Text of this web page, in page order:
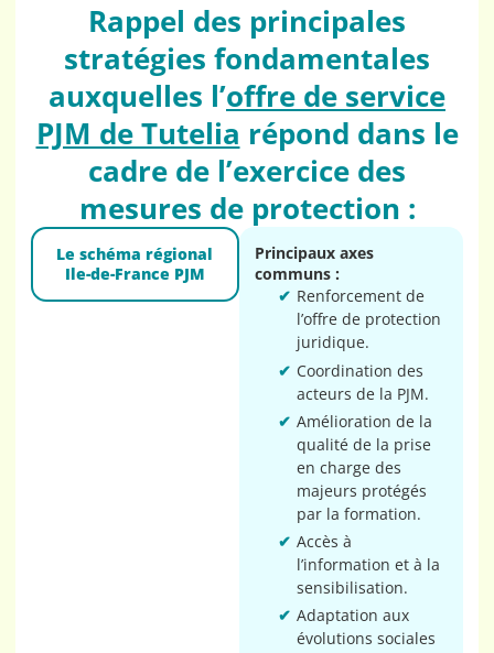
Rappel des principales
stratégies fondamentales
auxquelles l’offre de service
PJM de Tutelia répond dans le
cadre de l’exercice des
mesures de protection :
Le schéma régional
Ile-de-France PJM
Principaux axes
communs :
Renforcement de
l’offre de protection
juridique.
Coordination des
acteurs de la PJM.
Amélioration de la
qualité de la prise
en charge des
majeurs protégés
par la formation.
Accès à
l’information et à la
sensibilisation.
Adaptation aux
évolutions sociales